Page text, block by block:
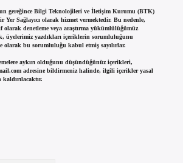
gereğince Bilgi Teknolojileri ve İletişim Kurumu (BTK)
Yer Sağlayıcı olarak hizmet vermektedir. Bu nedenle,
denetleme veya araştırma yükümlülüğümüz
üyelerimiz yazdıkları içeriklerin sorumluluğunu
olarak bu sorumluluğu kabul etmiş sayılırlar.
aykırı olduğunu düşündüğünüz içerikleri,
adresine bildirmeniz halinde, ilgili içerikler yasal